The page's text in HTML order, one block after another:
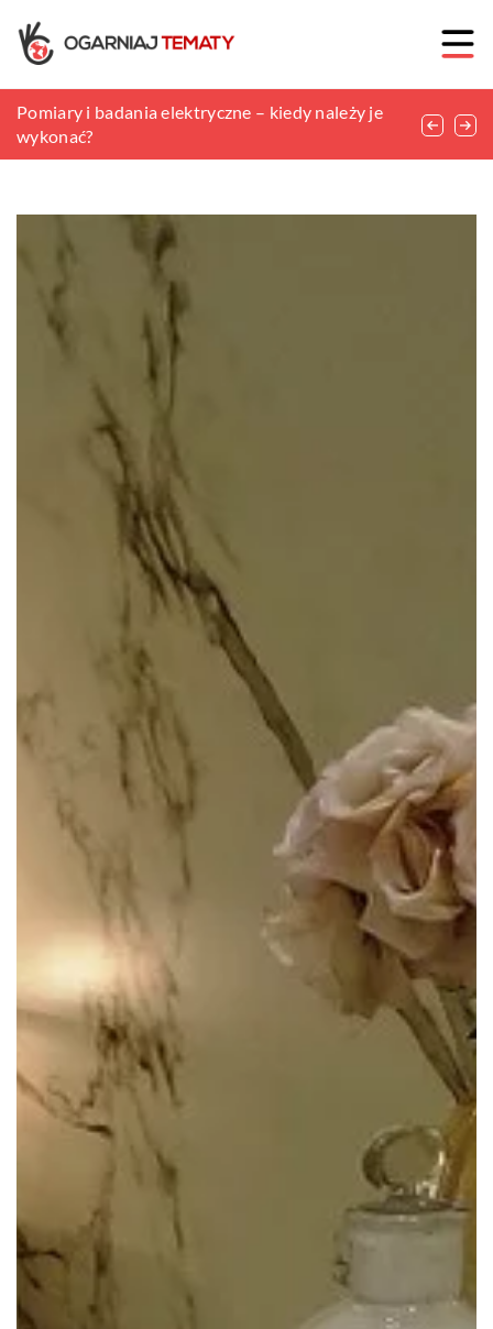
Akcesoria do studia fotograficznego
Pomiary i badania elektryczne – kiedy należy je
wykonać?
Podstawowe akcesoria dla palaczy